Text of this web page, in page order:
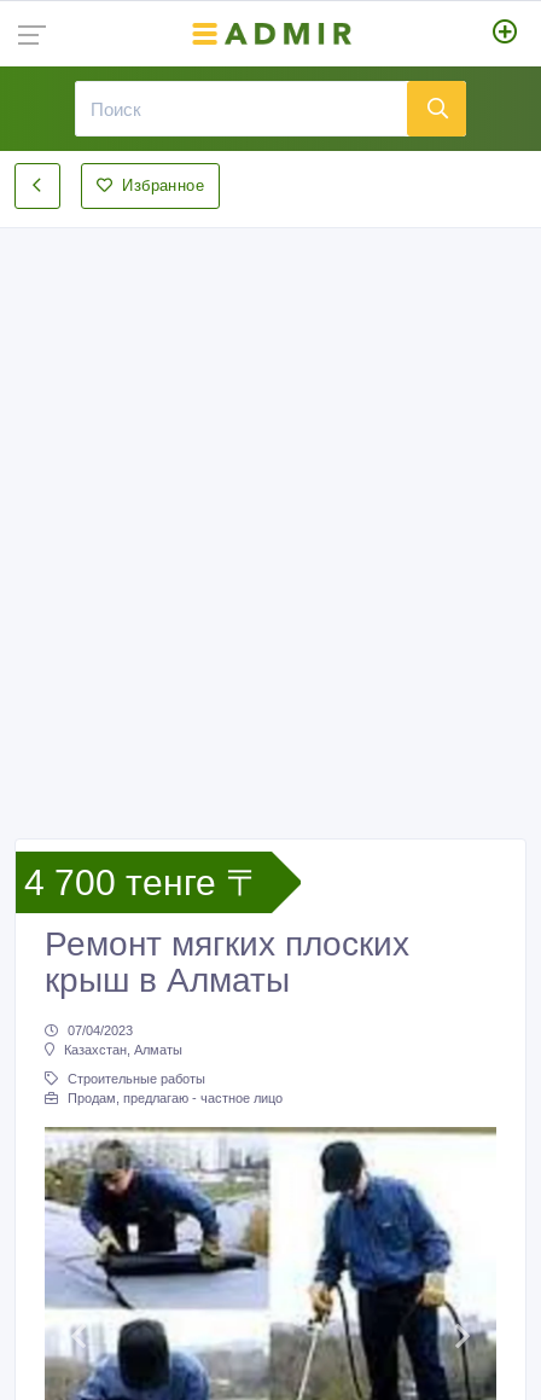
Избранное
4 700 тенге 〒
Ремонт мягких плоских
крыш в Алматы
07/04/2023
Казахстан, Алматы
Строительные работы
Продам, предлагаю - частное лицо